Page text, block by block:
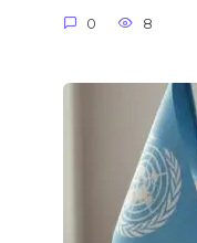
0 8